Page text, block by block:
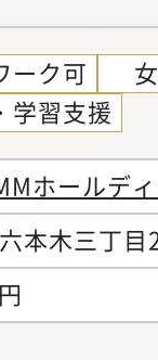
ーク可
学習支援
ホールデ
本木三丁